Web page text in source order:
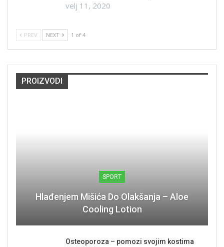
velj 11, 2020
PREV NEXT 1 of 4
PROIZVODI
SPORT
Hlađenjem Mišića Do Olakšanja – Aloe
Cooling Lotion
Osteoporoza – pomozi svojim kostima